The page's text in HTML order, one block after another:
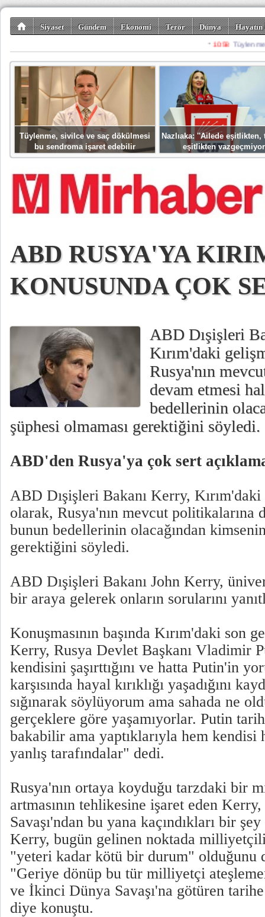
Siyaset Gündem Ekonomi Terör Dünya
Spor Misafir
Tüylenme, sivilce ve saç dökülmesi
bu sendroma işaret edebilir
Nazlıaka: ''Ailede eşitlikten,
eşitlikten
ABD RUSYA'YA
KONUSUNDA ÇOK
ABD Dışişleri
Kırım'daki
Rusya'nın
devam etmesi
bedellerinin
şüphesi olmaması gerektiğini söyledi.
ABD'den Rusya'ya çok sert
ABD Dışişleri Bakanı Kerry,
olarak, Rusya'nın mevcut politikalarına
bunun bedellerinin olacağından
gerektiğini söyledi.
ABD Dışişleri Bakanı John Kerry,
bir araya gelerek onların sorularını
Konuşmasının başında Kırım'daki son
Kerry, Rusya Devlet Başkanı Vladimir
kendisini şaşırttığını ve hatta Putin'in
karşısında hayal kırıklığı yaşadığını
sığınarak söylüyorum ama sahada ne
gerçeklere göre yaşamıyorlar. Putin
bakabilir ama yaptıklarıyla hem kendisi
yanlış tarafındalar" dedi.
Rusya'nın ortaya koyduğu tarzdaki bir
artmasının tehlikesine işaret eden
Savaşı'ndan bu yana kaçındıkları bir
Kerry, bugün gelinen noktada
"yeteri kadar kötü bir durum" olduğunu
"Geriye dönüp bu tür milliyetçi
ve İkinci Dünya Savaşı'na götüren
diye konuştu.